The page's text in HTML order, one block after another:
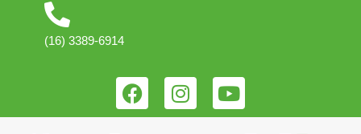
(16) 3389-6914